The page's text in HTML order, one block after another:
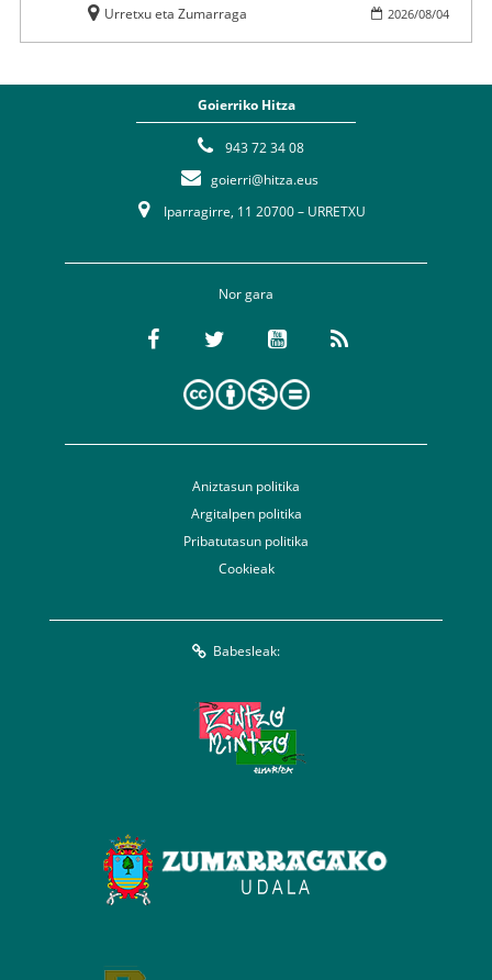
2026/08/04
Urretxu eta Zumarraga
Goierriko Hitza
943 72 34 08
goierri@hitza.eus
Iparragirre, 11 20700 – URRETXU
Nor gara
Aniztasun politika
Argitalpen politika
Pribatutasun politika
Cookieak
Babesleak: